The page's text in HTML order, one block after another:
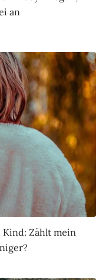
an
Kind: Zählt mein